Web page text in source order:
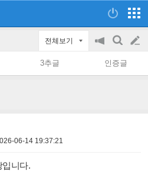
전체보기
공
on/off
검
색
글
쓰
3추글 인증글
06-14 19:37:21
입니다.